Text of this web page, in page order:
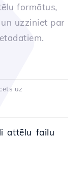
formātus,
un uzziniet par
uz
attēlu failu